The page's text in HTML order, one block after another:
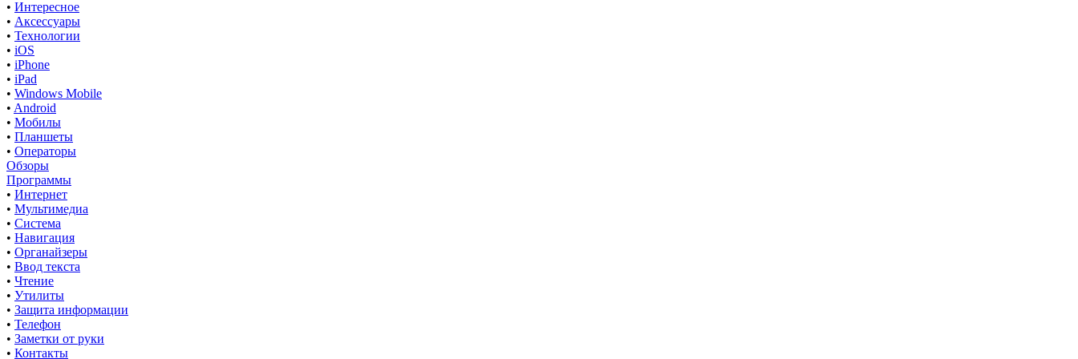
• Интересное
• Аксессуары
• Технологии
• iOS
• iPhone
• iPad
• Windows Mobile
• Android
• Мобилы
• Планшеты
• Операторы
Обзоры
Программы
• Интернет
• Мультимедиа
• Система
• Навигация
• Органайзеры
• Ввод текста
• Чтение
• Утилиты
• Защита информации
• Телефон
• Заметки от руки
• Контакты